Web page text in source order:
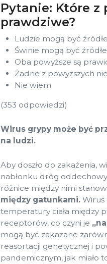
Pytanie: Które
prawdziwe?
Ludzie mogą być
Świnie mogą być
Oba powyższe są
Żadne z powyższych
Nie wiem
(353 odpowiedzi)
Wirus grypy może być
na ludzi.
Aby doszło do zakażenia,
nabłonku dróg
różnice między nimi
między gatunkami. Wirus
temperatury ciała między
receptorów, co czyni je
mogą być zakażane
reasortacji genetycznej i
pandemicznym, jak miało